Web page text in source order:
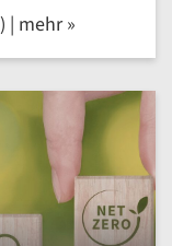
Existenzgründende (Lüdinghausen) | mehr »